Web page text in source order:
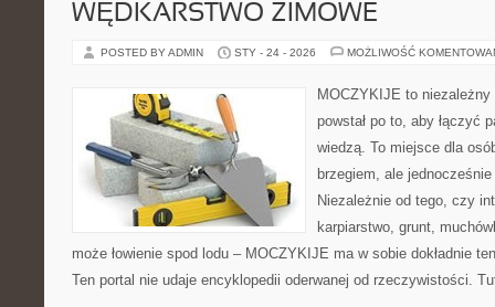
WĘDKARSTWO ZIMOWE
POSTED BY ADMIN STY - 24 - 2026 MOŻLIWOŚĆ
MOCZYKIJE to
powstał po to, aby łączyć
wiedzą. To miejsce dla
brzegiem, ale
Niezależnie od tego, czy
karpiarstwo, grunt,
może łowienie spod lodu – MOCZYKIJE ma w sobie dokładnie
Ten portal nie udaje encyklopedii oderwanej od rzeczywistości.